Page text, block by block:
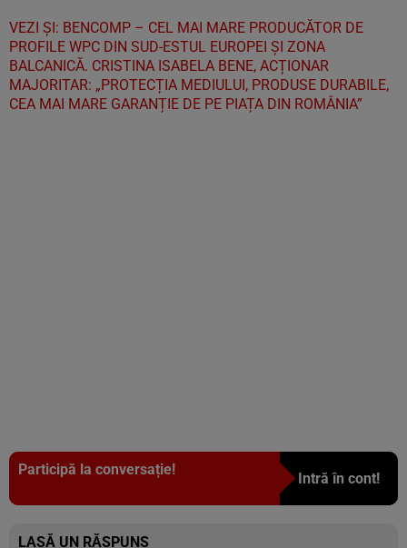
VEZI ȘI: BENCOMP – CEL MAI MARE PRODUCĂTOR DE
PROFILE WPC DIN SUD-ESTUL EUROPEI ȘI ZONA
BALCANICĂ. CRISTINA ISABELA BENE, ACȚIONAR
MAJORITAR: „PROTECȚIA MEDIULUI, PRODUSE DURABILE,
CEA MAI MARE GARANȚIE DE PE PIAȚA DIN ROMÂNIA”
Participă la conversație!
Intră în cont!
LASĂ UN RĂSPUNS